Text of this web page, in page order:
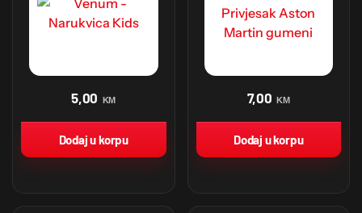
5,00 KM
Dodaj u korpu
7,00 KM
Dodaj u korpu